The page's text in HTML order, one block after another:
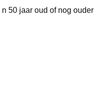
50 jaar oud of nog ouder